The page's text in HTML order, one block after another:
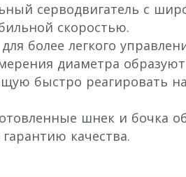
серводвигатель с
скоростью.
более легкого
диаметра
быстро реагировать
шнек и бочка
качества.